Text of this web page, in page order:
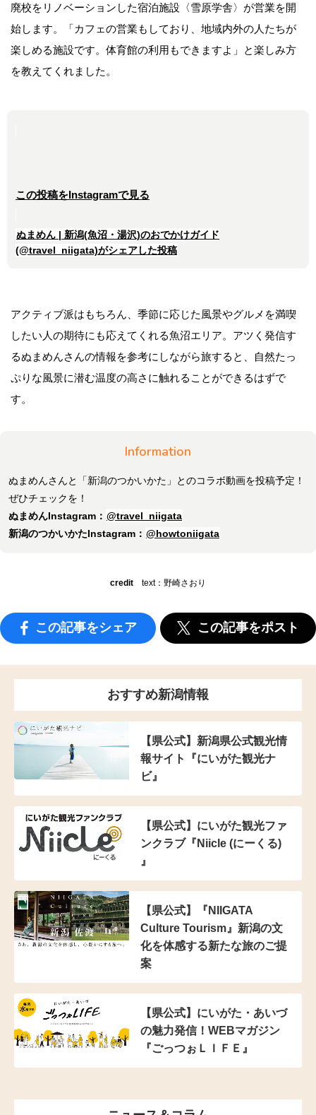
廃校をリノベーションした宿泊施設〈雪原学舎〉が営業を開
始します。「カフェの営業もしており、地域内外の人たちが
楽しめる施設です。体育館の利用もできますよ」と楽しみ方
を教えてくれました。
この投稿をInstagramで見る
ぬまめん | 新潟(魚沼・湯沢)のおでかけガイド
(@travel_niigata)がシェアした投稿
アクティブ派はもちろん、季節に応じた風景やグルメを満喫
したい人の期待にも応えてくれる魚沼エリア。アツく発信す
るぬまめんさんの情報を参考にしながら旅すると、自然たっ
ぷりな風景に潜む温度の高さに触れることができるはずで
す。
Information
ぬまめんさんと「新潟のつかいかた」とのコラボ動画を投稿予定！
ぜひチェックを！
ぬまめんInstagram： @travel_niigata
新潟のつかいかたInstagram： @howtoniigata
credit text：野崎さおり
この記事をシェア この記事をポスト
おすすめ新潟情報
【県公式】新潟県公式観光情
報サイト『にいがた観光ナ
ビ』
【県公式】にいがた観光ファ
ンクラブ『Niicle (にーくる)
』
【県公式】『NIIGATA
Culture Tourism』新潟の文
化を体感する新たな旅のご提
案
【県公式】にいがた・あいづ
の魅力発信！WEBマガジン
『ごっつぉＬＩＦＥ』